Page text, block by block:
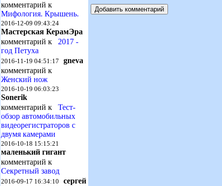
комментарий к
Мифология. Крышень.
2016-12-09 09:43:24
Мастерская КерамЭра
комментарий к 2017 -
год Петуха
2016-11-19 04:51:17 gneva
комментарий к
Женский нож
2016-10-19 06:03:23
Sonerik
комментарий к Тест-
обзор автомобильных
видеорегистраторов с
двумя камерами
2016-10-18 15:15:21
маленький гигант
комментарий к
Секретный завод
2016-09-17 16:34:10 сергей